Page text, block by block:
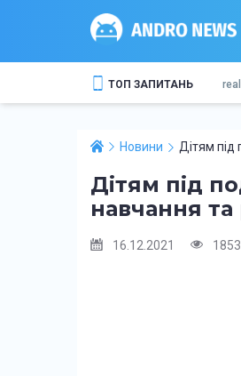
ТОП ЗАПИТАНЬ
Новини Дітям
Дітям під
навчання та
16.12.2021 1853